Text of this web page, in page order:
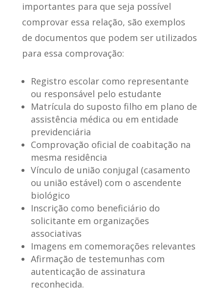
importantes para que seja possível
comprovar essa relação, são exemplos
de documentos que podem ser utilizados
para essa comprovação:
Registro escolar como representante
ou responsável pelo estudante
Matrícula do suposto filho em plano de
assistência médica ou em entidade
previdenciária
Comprovação oficial de coabitação na
mesma residência
Vínculo de união conjugal (casamento
ou união estável) com o ascendente
biológico
Inscrição como beneficiário do
solicitante em organizações
associativas
Imagens em comemorações relevantes
Afirmação de testemunhas com
autenticação de assinatura
reconhecida.